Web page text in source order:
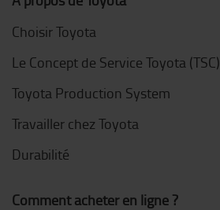
Choisir Toyota
Le Concept de Service Toyota (TSC)
Toyota Production System
Travailler chez Toyota
Durabilité
Comment acheter en ligne ?